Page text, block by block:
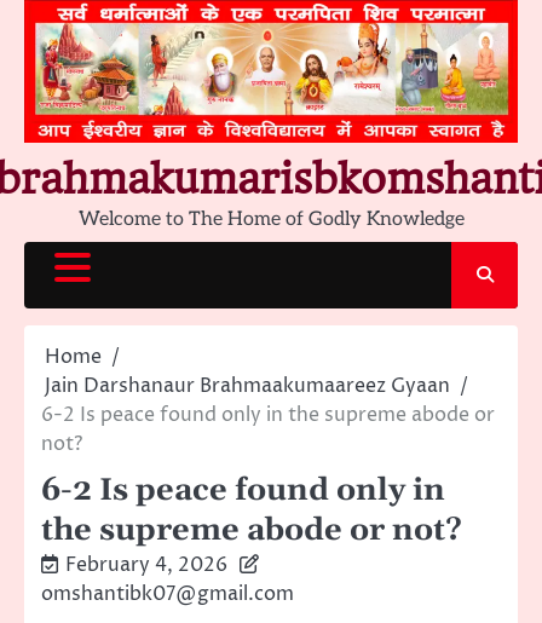
content
Welcome to The Home of Godly Knowledge
Home
Jain Darshanaur Brahmaakumaareez Gyaan
6-2 Is peace found only in the supreme abode or
not?
6-2 Is peace found only in
the supreme abode or not?
February 4, 2026
omshantibk07@gmail.com